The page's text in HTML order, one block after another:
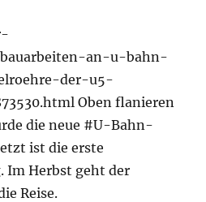
an-u-bahn-
der-u5-
Oben flanieren
die neue #U-Bahn-
ist die erste
Im Herbst geht der
Reise.